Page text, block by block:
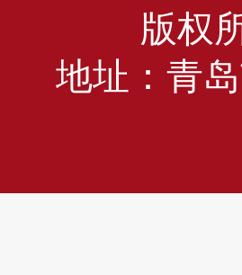
版权
地址：青